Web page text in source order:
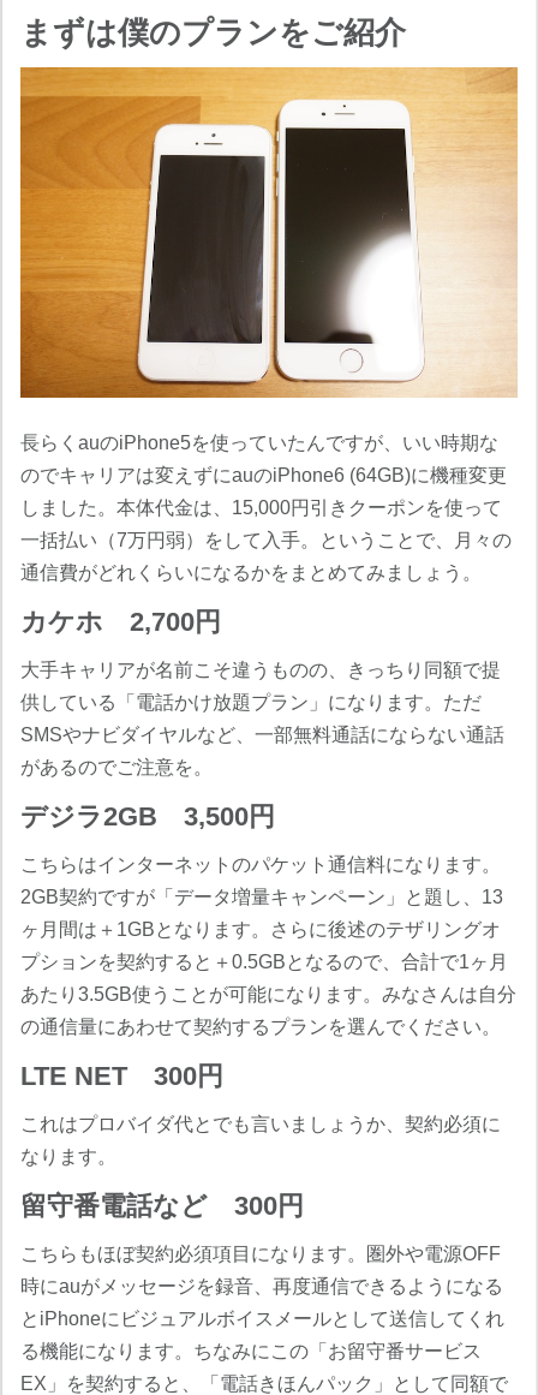
まずは僕のプランをご紹介
長らくauのiPhone5を使っていたんですが、いい時期な
のでキャリアは変えずにauのiPhone6 (64GB)に機種変更
しました。本体代金は、15,000円引きクーポンを使って
一括払い（7万円弱）をして入手。ということで、月々の
通信費がどれくらいになるかをまとめてみましょう。
カケホ 2,700円
大手キャリアが名前こそ違うものの、きっちり同額で提
供している「電話かけ放題プラン」になります。ただ
SMSやナビダイヤルなど、一部無料通話にならない通話
があるのでご注意を。
デジラ2GB 3,500円
こちらはインターネットのパケット通信料になります。
2GB契約ですが「データ増量キャンペーン」と題し、13
ヶ月間は＋1GBとなります。さらに後述のテザリングオ
プションを契約すると＋0.5GBとなるので、合計で1ヶ月
あたり3.5GB使うことが可能になります。みなさんは自分
の通信量にあわせて契約するプランを選んでください。
LTE NET 300円
これはプロバイダ代とでも言いましょうか、契約必須に
なります。
留守番電話など 300円
こちらもほぼ契約必須項目になります。圏外や電源OFF
時にauがメッセージを録音、再度通信できるようになる
とiPhoneにビジュアルボイスメールとして送信してくれ
る機能になります。ちなみにこの「お留守番サービス
EX」を契約すると、「電話きほんパック」として同額で